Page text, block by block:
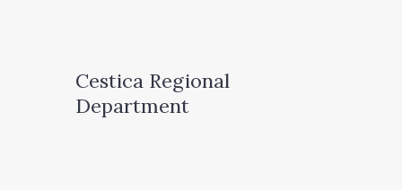
Cestica Regional
Department